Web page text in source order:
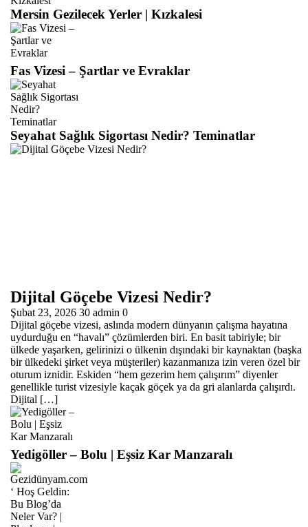
Mersin Gezilecek Yerler | Kızkalesi
Fas Vizesi – Şartlar ve Evraklar
Seyahat Sağlık Sigortası Nedir? Teminatlar
Dijital Göçebe Vizesi Nedir?
Şubat 23, 2026 30 admin 0
Dijital göçebe vizesi, aslında modern dünyanın çalışma hayatına
uydurduğu en “havalı” çözümlerden biri. En basit tabiriyle; bir
ülkede yaşarken, gelirinizi o ülkenin dışındaki bir kaynaktan (başka
bir ülkedeki şirket veya müşteriler) kazanmanıza izin veren özel bir
oturum iznidir. Eskiden “hem gezerim hem çalışırım” diyenler
genellikle turist vizesiyle kaçak göçek ya da gri alanlarda çalışırdı.
Dijital […]
Yedigöller – Bolu | Eşsiz Kar Manzaralı